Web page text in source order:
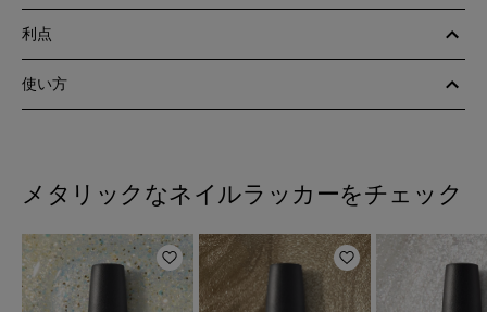
利点
使い方
メタリックなネイルラッカーをチェック
ほしいものリストに追加ほしいものリス